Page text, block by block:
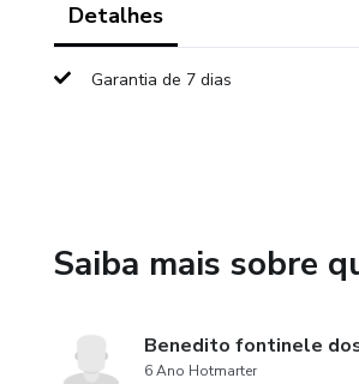
Detalhes
Garantia de 7 dias
Saiba mais sobre
Benedito fontinele
6 Ano Hotmarter